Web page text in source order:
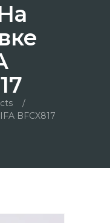
/
BFCX817